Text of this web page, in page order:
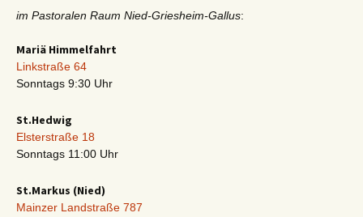
im Pastoralen Raum Nied-Griesheim-Gallus:
Mariä Himmelfahrt
Linkstraße 64
Sonntags 9:30 Uhr
St.Hedwig
Elsterstraße 18
Sonntags 11:00 Uhr
St.Markus (Nied)
Mainzer Landstraße 787